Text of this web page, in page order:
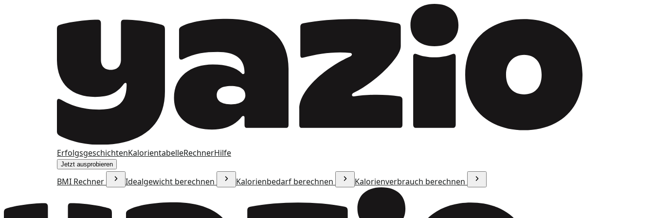
ErfolgsgeschichtenKalorientabelleRechnerHilfe
Jetzt ausprobieren
BMI Rechner Idealgewicht berechnen Kalorienbedarf berechnen Kalorienverbrauch berechnen